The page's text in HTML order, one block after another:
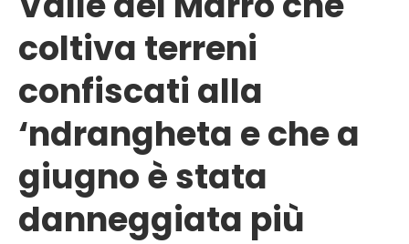
coltiva terreni
confiscati alla
‘ndrangheta e che a
giugno è stata
danneggiata più